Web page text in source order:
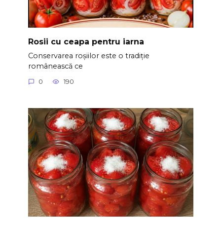
Rosii cu ceapa pentru iarna
Conservarea roșiilor este o tradiție
românească ce
0 190